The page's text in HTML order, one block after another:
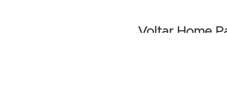
Voltar Home